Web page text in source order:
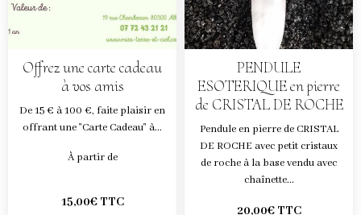
Offrez une carte cadeau
à vos amis
De 15 € à 100 €, faite plaisir en
offrant une "Carte Cadeau" à...
À partir de
15,00€ TTC
PENDULE
ESOTERIQUE en pierre
de CRISTAL DE ROCHE
Pendule en pierre de CRISTAL
DE ROCHE avec petit cristaux
de roche à la base vendu avec
chaînette...
20,00€ TTC